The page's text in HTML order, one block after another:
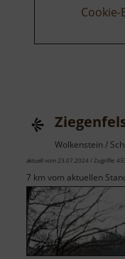
Wolkenstein /
aktuell vom 23.07.2024 / Zugriffe:
7 km vom aktuellen